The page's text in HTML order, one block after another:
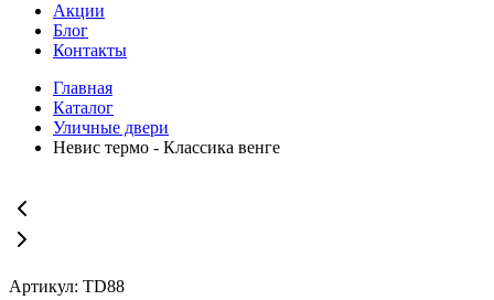
Акции
Блог
Контакты
Главная
Каталог
Уличные двери
Невис термо - Классика венге
Артикул: TD88